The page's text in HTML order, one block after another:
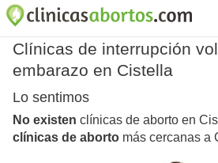
Clínicas de interrupción
embarazo en Cistella
Lo sentimos
No existen clínicas de aborto en
clínicas de aborto más cercanas a